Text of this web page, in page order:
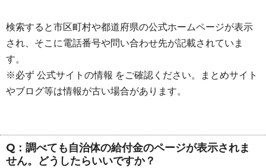
検索すると市区町村や都道府県の公式ホームページが表示
され、そこに電話番号や問い合わせ先が記載されていま
す。
※必ず 公式サイトの情報 をご確認ください。まとめサイト
やブログ等は情報が古い場合があります。
Q：調べても自治体の給付金のページが表示されま
せん。どうしたらいいですか？